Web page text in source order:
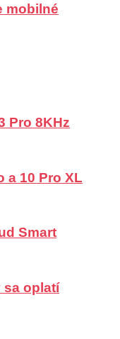
mobilné
Pro 8KHz
a 10 Pro XL
Smart
sa oplatí